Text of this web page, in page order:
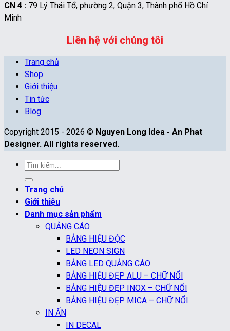
CN 4 : 79 Lý Thái Tổ, phường 2, Quận 3, Thành phố Hồ Chí
Minh
Liên hệ với chúng tôi
Trang chủ
Shop
Giới thiệu
Tin tức
Blog
Copyright 2015 - 2026 © Nguyen Long Idea - An Phat
Designer. All rights reserved.
Tìm
kiếm:
Trang chủ
Giới thiệu
Danh mục sản phẩm
QUẢNG CÁO
BẢNG HIỆU ĐỘC
LED NEON SIGN
BẢNG LED QUẢNG CÁO
BẢNG HIỆU ĐẸP ALU – CHỮ NỔI
BẢNG HIỆU ĐẸP INOX – CHỮ NỔI
BẢNG HIỆU ĐẸP MICA – CHỮ NỔI
IN ẤN
IN DECAL